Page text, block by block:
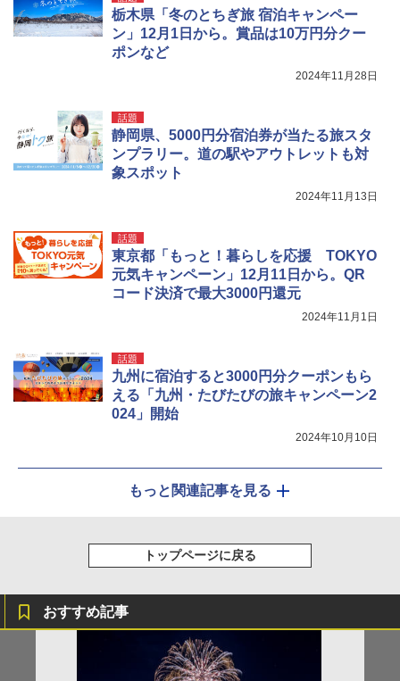
栃木県「冬のとちぎ旅 宿泊キャンペー
ン」12月1日から。賞品は10万円分クー
ポンなど
2024年11月28日
話題
静岡県、5000円分宿泊券が当たる旅スタ
ンプラリー。道の駅やアウトレットも対
象スポット
2024年11月13日
話題
東京都「もっと！暮らしを応援 TOKYO
元気キャンペーン」12月11日から。QR
コード決済で最大3000円還元
2024年11月1日
話題
九州に宿泊すると3000円分クーポンもら
える「九州・たびたびの旅キャンペーン2
024」開始
2024年10月10日
もっと関連記事を見る
トップページに戻る
おすすめ記事